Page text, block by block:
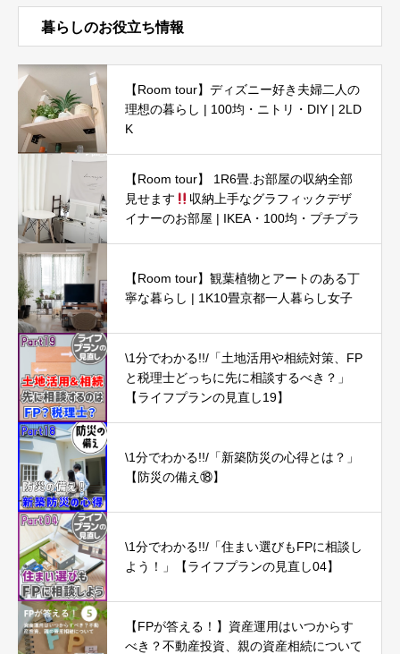
暮らしのお役立ち情報
【Room tour】ディズニー好き夫婦二人の
理想の暮らし | 100均・ニトリ・DIY | 2LD
K
【Room tour】 1R6畳.お部屋の収納全部
見せます
収納上手なグラフィックデザ
イナーのお部屋 | IKEA・100均・プチプラ
【Room tour】観葉植物とアートのある丁
寧な暮らし | 1K10畳京都一人暮らし女子
\1分でわかる!!/「土地活用や相続対策、FP
と税理士どっちに先に相談するべき？」
【ライフプランの見直し19】
\1分でわかる!!/「新築防災の心得とは？」
【防災の備え⑱】
\1分でわかる!!/「住まい選びもFPに相談し
よう！」【ライフプランの見直し04】
【FPが答える！】資産運用はいつからす
べき？不動産投資、親の資産相続について